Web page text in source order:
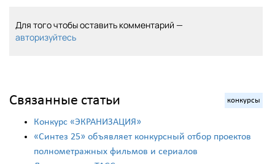
Для того чтобы оставить комментарий —
авторизуйтесь
конкурсы
Связанные статьи
Конкурс «ЭКРАНИЗАЦИЯ»
«Синтез 25» объявляет конкурсный отбор проектов
полнометражных фильмов и сериалов